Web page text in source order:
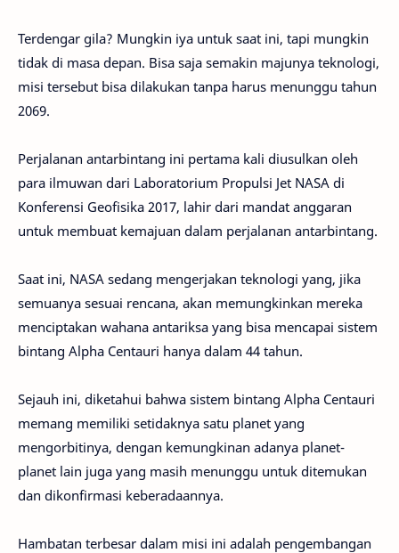
Terdengar gila? Mungkin iya untuk saat ini, tapi mungkin
tidak di masa depan. Bisa saja semakin majunya teknologi,
misi tersebut bisa dilakukan tanpa harus menunggu tahun
2069.
Perjalanan antarbintang ini pertama kali diusulkan oleh
para ilmuwan dari Laboratorium Propulsi Jet NASA di
Konferensi Geofisika 2017, lahir dari mandat anggaran
untuk membuat kemajuan dalam perjalanan antarbintang.
Saat ini, NASA sedang mengerjakan teknologi yang, jika
semuanya sesuai rencana, akan memungkinkan mereka
menciptakan wahana antariksa yang bisa mencapai sistem
bintang Alpha Centauri hanya dalam 44 tahun.
Sejauh ini, diketahui bahwa sistem bintang Alpha Centauri
memang memiliki setidaknya satu planet yang
mengorbitinya, dengan kemungkinan adanya planet-
planet lain juga yang masih menunggu untuk ditemukan
dan dikonfirmasi keberadaannya.
Hambatan terbesar dalam misi ini adalah pengembangan